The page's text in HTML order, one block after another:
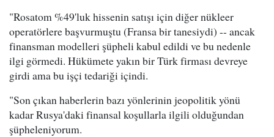
"Rosatom %49'luk hissenin satışı için diğer nükleer
operatörlere başvurmuştu (Fransa bir tanesiydi) -- ancak
finansman modelleri şüpheli kabul edildi ve bu nedenle
ilgi görmedi. Hükümete yakın bir Türk firması devreye
girdi ama bu işçi tedariği içindi.
"Son çıkan haberlerin bazı yönlerinin jeopolitik yönü
kadar Rusya'daki finansal koşullarla ilgili olduğundan
şüpheleniyorum.